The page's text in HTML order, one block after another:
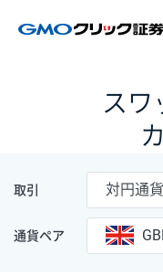
スワ
取引 対円通貨
通貨ペア